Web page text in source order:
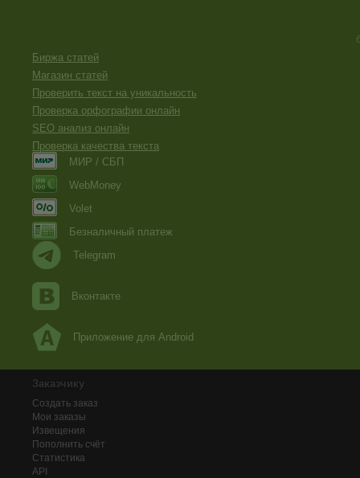
Биржа статей
Магазин статей
Проверить текст на уникальность
Проверка орфографии онлайн
SEO анализ онлайн
Проверка качества текста
МИР / СБП
WebMoney
Volet
Безналичный платеж
Telegram
Вконтакте
Приложение для Android
Заказчику
Создать заказ
Мои заказы
Извещения
Пополнить счёт
Статистика
API